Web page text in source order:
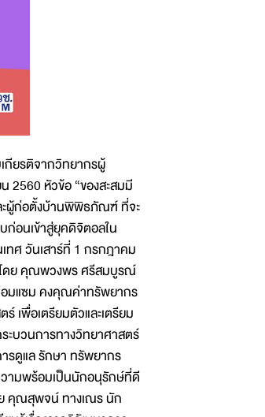
กียรติจากวิทยากรผู้
2560 หัวข้อ “ของสะสมมี
ละผู้ก่อตั้งบ้านพิพิธภัณฑ์ ที่จะ
ก่อนเข้าสู่ยุคดิจิตอลใน
ทศ วันเสาร์ที่ 1 กรกฎาคม
โดย คุณพวงพร ศรีสมบูรณ์
มแซม คงคุณค่าทรัพยากร
เพื่อเตรียมตัวและเตรียม
บวนการทางวิทยาศาสตร์
ดูแล รักษา ทรัพยากร
วามพร้อมเป็นนักอนุรักษ์ที่ดี
ย คุณสุพจน์ ทางเณร นัก